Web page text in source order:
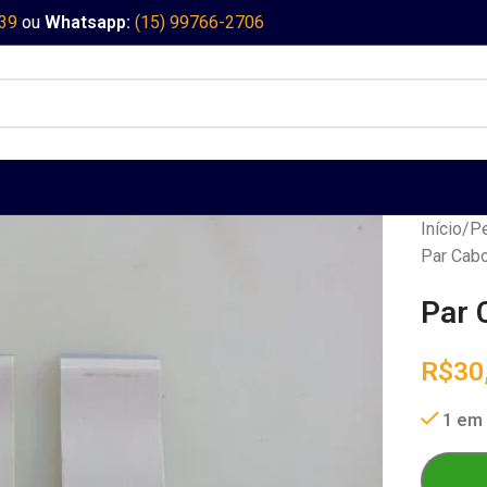
ou Whatsapp: (15) 99766-2706
Início
Par
Par
R$
1